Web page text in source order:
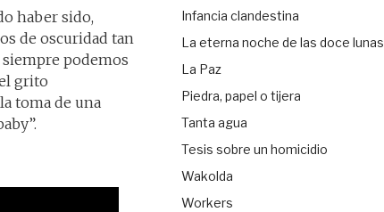
haber sido,
de oscuridad tan
podemos
grito
toma de una
Infancia clandestina
La eterna noche de las doce lunas
La Paz
Piedra, papel o tijera
Tanta agua
Tesis sobre un homicidio
Wakolda
Workers